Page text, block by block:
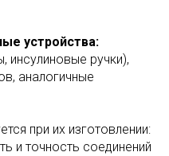
устройства:
инсулиновые ручки),
аналогичные
при их изготовлении:
и точность соединений